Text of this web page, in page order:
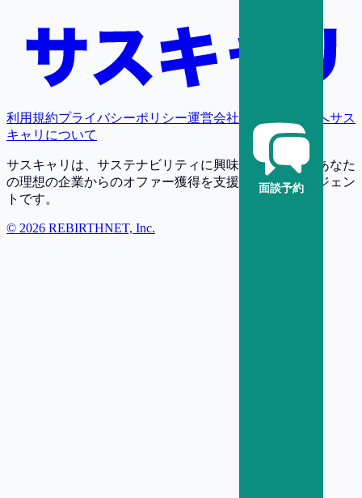
面談予約
利用規約プライバシーポリシー運営会社 採用担当者様へサス
キャリについて
サスキャリは、サステナビリティに興味・関心を持つあなた
の理想の企業からのオファー獲得を支援する転職エージェン
トです。
© 2026 REBIRTHNET, Inc.